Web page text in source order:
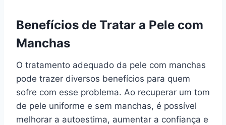
Benefícios de Tratar a Pele com
Manchas
O tratamento adequado da pele com manchas
pode trazer diversos benefícios para quem
sofre com esse problema. Ao recuperar um tom
de pele uniforme e sem manchas, é possível
melhorar a autoestima, aumentar a confiança e